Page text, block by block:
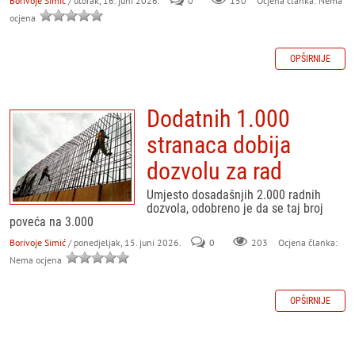
ocjena
OPŠIRNIJE
Dodatnih 1.000
stranaca dobija
dozvolu za rad
Umjesto dosadašnjih 2.000 radnih
dozvola, odobreno je da se taj broj
poveća na 3.000
Borivoje Simić / ponedjeljak, 15. juni 2026. 0 203
Ocjena članka:
Nema ocjena
OPŠIRNIJE